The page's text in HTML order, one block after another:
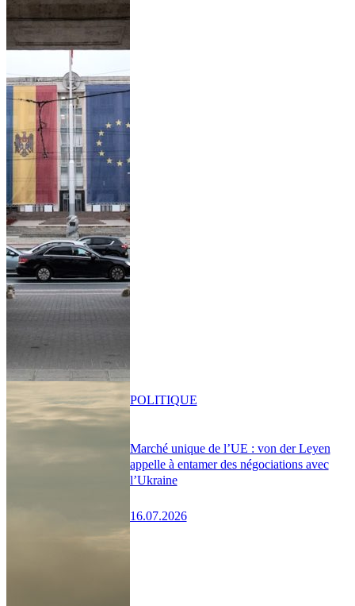
Marché unique de l’UE : von der Leyen
appelle à entamer des négociations avec
l’Ukraine
16.07.2026
POLITIQUE